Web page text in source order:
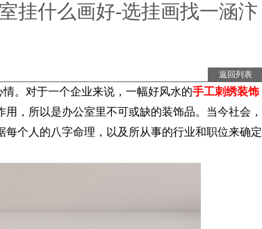
挂什么画好-选挂画找一涵汴
返回列表
情。对于一个企业来说，一幅好风水的手工刺绣装饰
，所以是办公室里不可或缺的装饰品。当今社会，
个人的八字命理，以及所从事的行业和职位来确定